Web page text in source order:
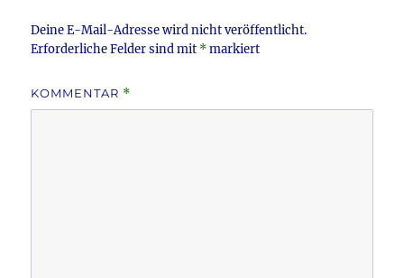
Deine E-Mail-Adresse wird nicht veröffentlicht.
Erforderliche Felder sind mit *markiert
KOMMENTAR *